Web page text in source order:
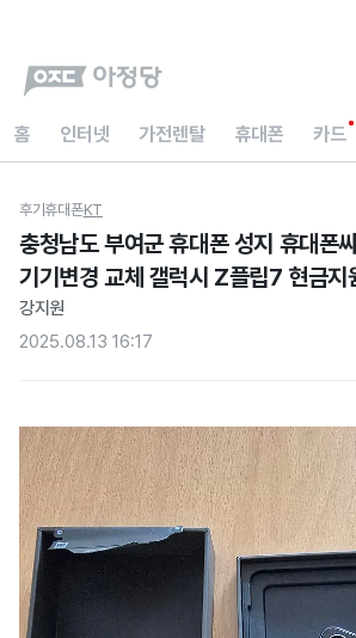
홈 인터넷 가전렌탈 휴대폰 카드
후기휴대폰KT
충청남도 부여군 휴대폰 성지 휴대폰
기기변경 교체 갤럭시 Z플립7 현금지
내돈내산 후기
강지원
2025.08.13 16:17